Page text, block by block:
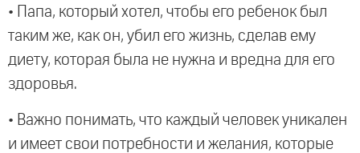
• Папа, который хотел, чтобы его ребенок был
таким же, как он, убил его жизнь, сделав ему
диету, которая была не нужна и вредна для его
здоровья.
• Важно понимать, что каждый человек уникален
и имеет свои потребности и желания, которые